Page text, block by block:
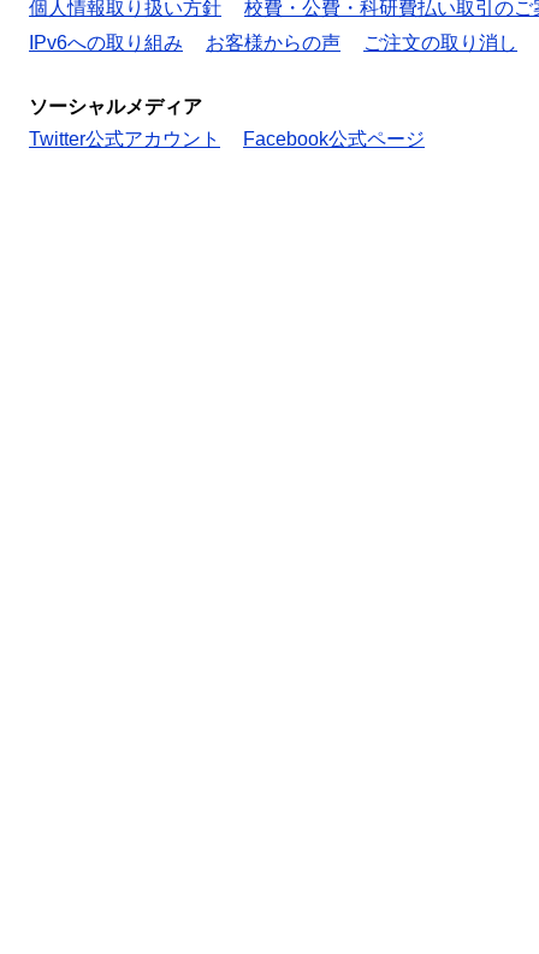
個人情報取り扱い方針
校費・公費・科研費払い取引のご
IPv6への取り組み
お客様からの声 ご注文の取り消し
ソーシャルメディア
Twitter公式アカウント
Facebook公式ページ